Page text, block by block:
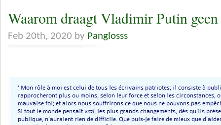
Waarom draagt Vladimir Putin
Feb 20th, 2020 by Panglosss